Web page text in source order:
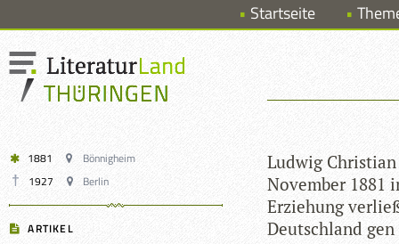
Startseite
1881
Bönnigheim
1927
Berlin
ARTIKEL
Lud­wig Chris­tian
Novem­ber 1881
Erzie­hung
Deutsch­land